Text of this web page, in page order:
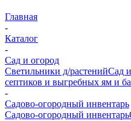
Главная
-
Каталог
-
Сад и огород
Светильники д/растенийСад
септиков и выгребных ям и
-
Садово-огородный инвентарь
Садово-огородный инвентарь